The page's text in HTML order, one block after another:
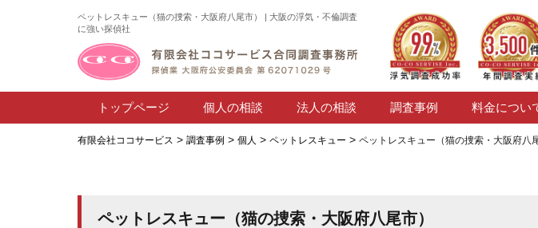
ペットレスキュー（猫の捜索・大阪府八尾市） | 大阪の浮気・不倫調査
に強い探偵社
トップページ 個人の相談 法人の相談 調査事例 料金につい
有限会社ココサービス > 調査事例 > 個人 > ペットレスキュー > ペットレスキュー（猫の捜索・大阪府八
ペットレスキュー（猫の捜索・大阪府八尾市）